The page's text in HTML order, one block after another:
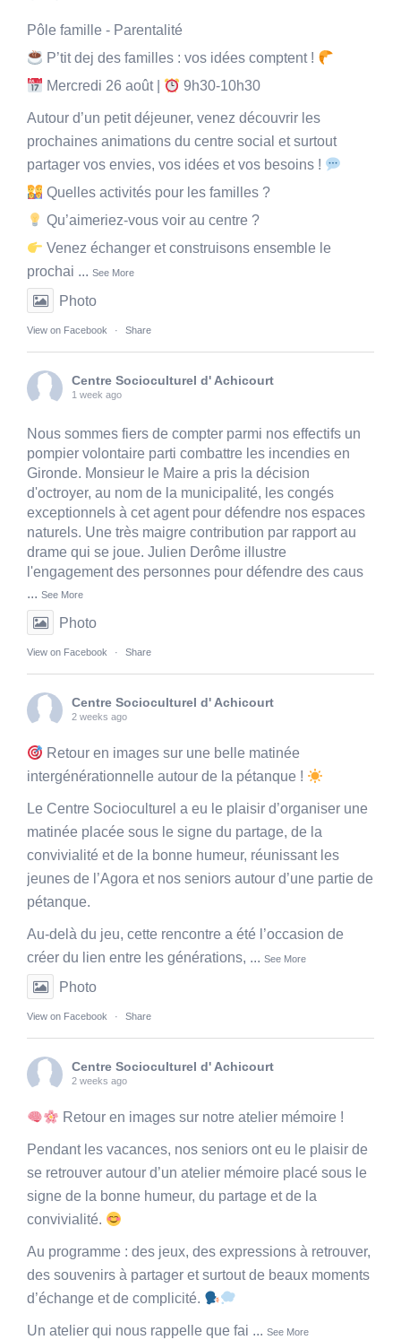
Pôle famille - Parentalité
P’tit dej des familles : vos idées comptent !
Mercredi 26 août |
9h30-10h30
Autour d’un petit déjeuner, venez découvrir les
prochaines animations du centre social et surtout
partager vos envies, vos idées et vos besoins !
Quelles activités pour les familles ?
Qu’aimeriez-vous voir au centre ?
Venez échanger et construisons ensemble le
prochai ... See More
Photo
View on Facebook · Share
Centre Socioculturel d' Achicourt
1 week ago
Nous sommes fiers de compter parmi nos effectifs un
pompier volontaire parti combattre les incendies en
Gironde. Monsieur le Maire a pris la décision
d'octroyer, au nom de la municipalité, les congés
exceptionnels à cet agent pour défendre nos espaces
naturels. Une très maigre contribution par rapport au
drame qui se joue. Julien Derôme illustre
l'engagement des personnes pour défendre des caus
... See More
Photo
View on Facebook · Share
Centre Socioculturel d' Achicourt
2 weeks ago
Retour en images sur une belle matinée
intergénérationnelle autour de la pétanque !
Le Centre Socioculturel a eu le plaisir d’organiser une
matinée placée sous le signe du partage, de la
convivialité et de la bonne humeur, réunissant les
jeunes de l’Agora et nos seniors autour d’une partie de
pétanque.
Au-delà du jeu, cette rencontre a été l’occasion de
créer du lien entre les générations, ... See More
Photo
View on Facebook · Share
Centre Socioculturel d' Achicourt
2 weeks ago
Retour en images sur notre atelier mémoire !
Pendant les vacances, nos seniors ont eu le plaisir de
se retrouver autour d’un atelier mémoire placé sous le
signe de la bonne humeur, du partage et de la
convivialité.
Au programme : des jeux, des expressions à retrouver,
des souvenirs à partager et surtout de beaux moments
d’échange et de complicité.
Un atelier qui nous rappelle que fai ... See More